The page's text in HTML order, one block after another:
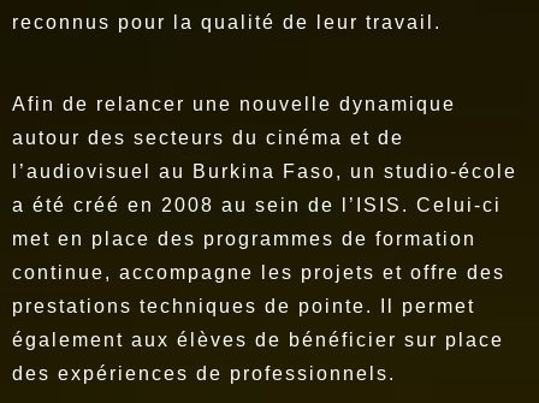
reconnus pour la qualité de leur travail.
Afin de relancer une nouvelle dynamique
autour des secteurs du cinéma et de
l’audiovisuel au Burkina Faso, un studio-école
a été créé en 2008 au sein de l’ISIS. Celui-ci
met en place des programmes de formation
continue, accompagne les projets et offre des
prestations techniques de pointe. Il permet
également aux élèves de bénéficier sur place
des expériences de professionnels.